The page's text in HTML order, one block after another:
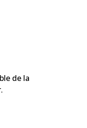
de la